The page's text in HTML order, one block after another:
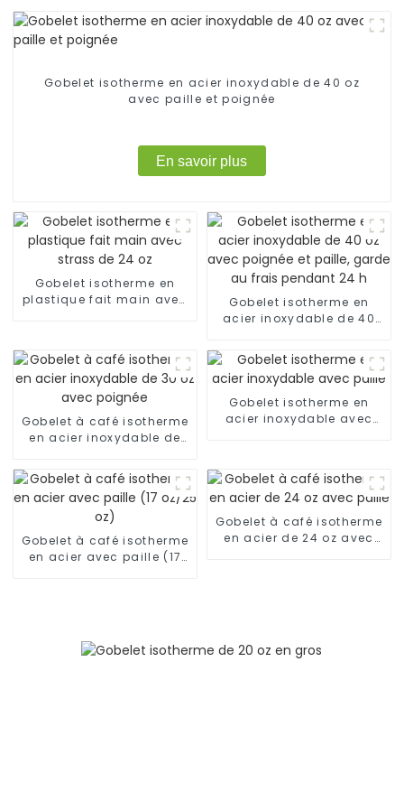
Gobelet isotherme en acier inoxydable de 40 oz
avec paille et poignée
En savoir plus
Gobelet isotherme en
plastique fait main avec
Gobelet isotherme en
acier inoxydable de 40
garde au frais pendant
24 h
Gobelet à café isotherme
en acier inoxydable de
Gobelet isotherme en
acier inoxydable avec
Gobelet à café isotherme
en acier avec paille (17
Gobelet à café isotherme
en acier de 24 oz avec